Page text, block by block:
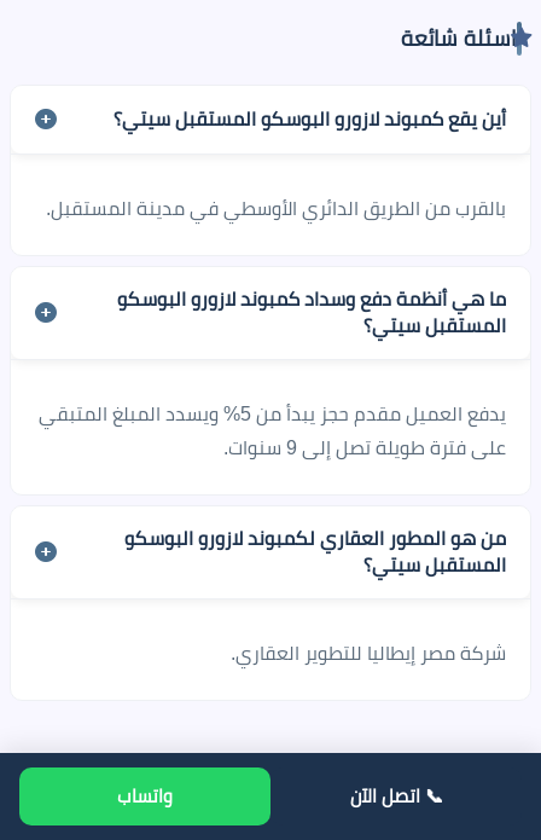
اسئلة شائعة
أين يقع كمبوند لازورو البوسكو المستقبل سيتي؟
بالقرب من الطريق الدائري الأوسطي في مدينة المستقبل.
ما هي أنظمة دفع وسداد كمبوند لازورو البوسكو
المستقبل سيتي؟
يدفع العميل مقدم حجز يبدأ من 5% ويسدد المبلغ المتبقي
على فترة طويلة تصل إلى 9 سنوات.
من هو المطور العقاري لكمبوند لازورو البوسكو
المستقبل سيتي؟
شركة مصر إيطاليا للتطوير العقاري.
تواصل معنا📞 اتصل الآن واتساب